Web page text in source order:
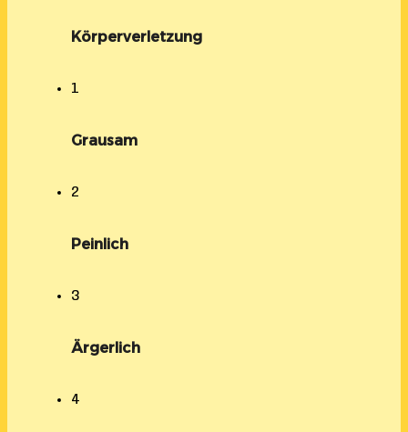
Körperverletzung
1
Grausam
2
Peinlich
3
Ärgerlich
4